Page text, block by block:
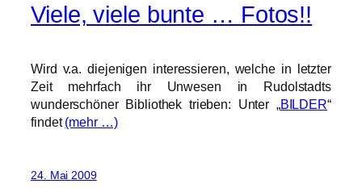
Viele, viele bunte … Fotos!!
Wird v.a. diejenigen interessieren, welche in letzter
Zeit mehrfach ihr Unwesen in Rudolstadts
wunderschöner Bibliothek trieben: Unter „BILDER“
findet(mehr …)
24. Mai 2009